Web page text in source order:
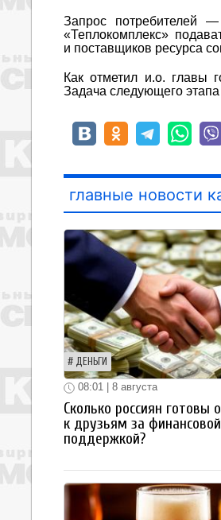
Запрос потребителей
«Теплокомплекс»
и поставщиков ресурса
Как отметил и.о. главы
Задача следующего
главные новости
ДЕНЬГИ
08:01 | 8 августа
Сколько россиян готовы
к друзьям за финансовой
поддержкой?